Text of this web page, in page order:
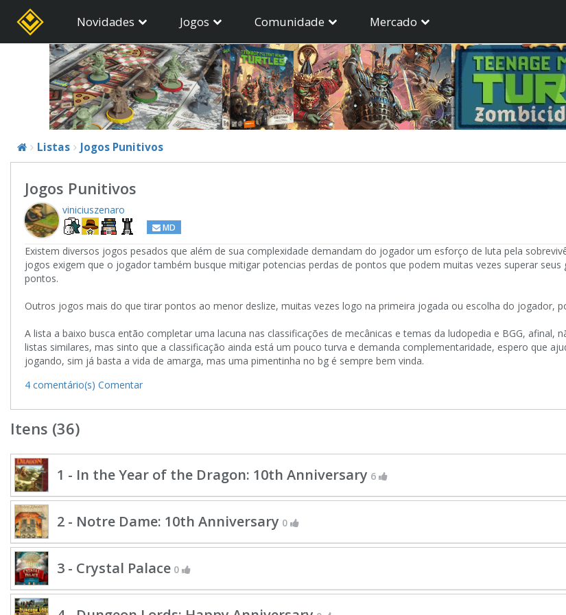
Novidades Jogos Comunidade Mercado
Listas Jogos Punitivos
Jogos Punitivos
viniciuszenaro
MD
Existem diversos jogos pesados que além de sua complexidade demandam do jogador um esforço de luta pela
jogos exigem que o jogador também busque mitigar potencias perdas de pontos que podem muitas vezes superar
pontos.
Outros jogos mais do que tirar pontos ao menor deslize, muitas vezes logo na primeira jogada ou escolha do jogador,
A lista a baixo busca então completar uma lacuna nas classificações de mecânicas e temas da ludopedia e BGG,
listas similares, mas sinto que a classificação ainda está um pouco turva e demanda complementaridade, espero que
jogando, sim já basta a vida de amarga, mas uma pimentinha no bg é sempre bem vinda.
4 comentário(s) Comentar
Itens (36)
1 - In the Year of the Dragon: 10th Anniversary 6
2 - Notre Dame: 10th Anniversary 0
3 - Crystal Palace 0